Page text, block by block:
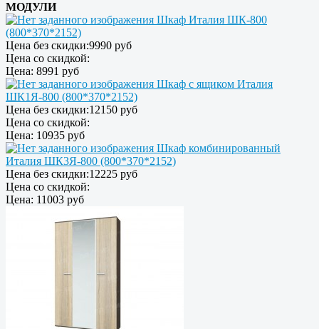
МОДУЛИ
Шкаф Италия ШК-800
(800*370*2152)
Цена без скидки:9990 руб
Цена со скидкой:
Цена: 8991 руб
Шкаф с ящиком Италия
ШК1Я-800 (800*370*2152)
Цена без скидки:12150 руб
Цена со скидкой:
Цена: 10935 руб
Шкаф комбинированный
Италия ШК3Я-800 (800*370*2152)
Цена без скидки:12225 руб
Цена со скидкой:
Цена: 11003 руб